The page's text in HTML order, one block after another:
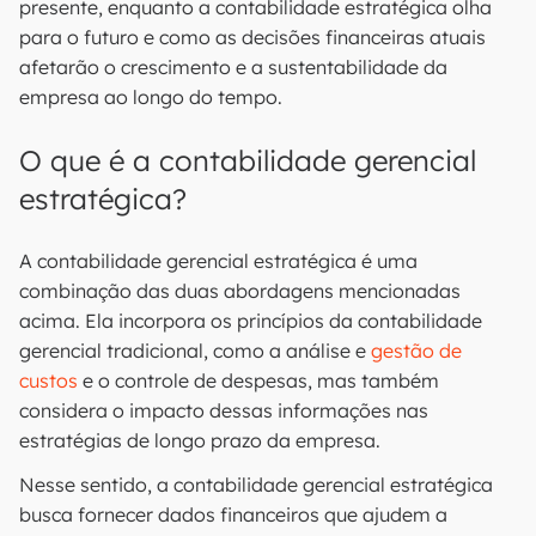
presente, enquanto a contabilidade estratégica olha
para o futuro e como as decisões financeiras atuais
afetarão o crescimento e a sustentabilidade da
empresa ao longo do tempo.
O que é a contabilidade gerencial
estratégica?
A contabilidade gerencial estratégica é uma
combinação das duas abordagens mencionadas
acima. Ela incorpora os princípios da contabilidade
gerencial tradicional, como a análise e gestão de
custos e o controle de despesas, mas também
considera o impacto dessas informações nas
estratégias de longo prazo da empresa.
Nesse sentido, a contabilidade gerencial estratégica
busca fornecer dados financeiros que ajudem a